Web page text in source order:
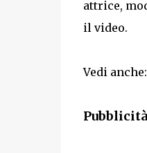
attrice,
il video.
Vedi anche: